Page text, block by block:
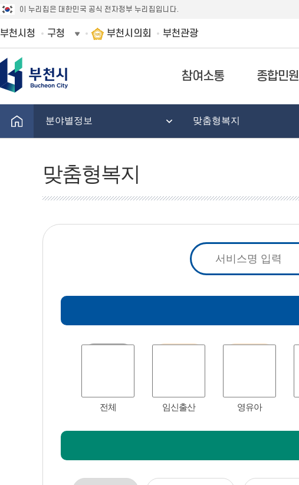
이 누리집은 대한민국 공식 전자정부 누리집입니다.
부천시청 구청 부천시의회 부천관광
참여소통 종합민원
분야별정보 맞춤형복지
맞춤형복지
전체 임신출산 영유아